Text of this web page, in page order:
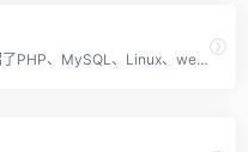
最全的网站IT技术基础教程,介绍了PHP、MySQL、Linux、web服务器、redis、memcache、javascript、HTML5、css、seo等各种编程语言配置、使用、技巧、安全等知识。